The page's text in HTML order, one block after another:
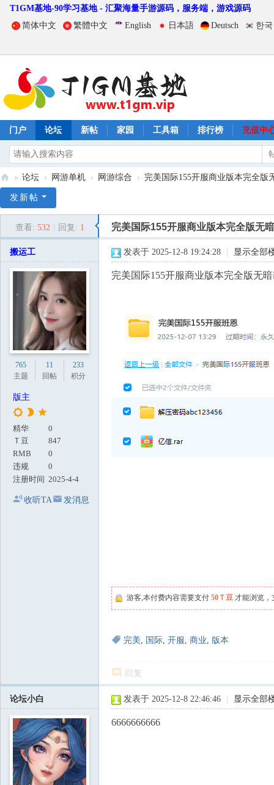
T1GM基地-90学习基地 - 汇聚海量手游源码，服务端，游戏源码
简体中文
繁體中文 English 日本語 Deutsch 한
门户 论坛 新帖 家园 工具箱 排行榜 充值中
1
» 论坛 › 网游单机 › 网游综合 › 完美国际155开服商业版本完全版
发新帖
查看: 532 回复: 1 完美国际155开服商业版本完全版无
搬运工
765
主题
11
回帖
233
积分
版主
精华
0
Ｔ豆
847
RMB
0
违规
0
注册时间 2025-4-4
收听TA 发消息
发表于 2025-12-8 19:24:28 显示全部
完美国际155开服商业版本完全版无
游客,本付费内容需要支付 50Ｔ豆 才能浏览，
完美, 国际, 开服, 商业, 版本
回复
论坛小白 发表于 2025-12-8 22:46:46 显示全部
6666666666